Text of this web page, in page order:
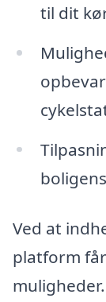
til dit
Ved at
platform